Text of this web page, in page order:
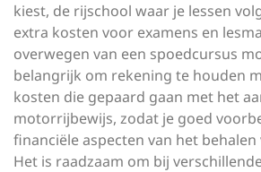
kiest, de rijschool waar je lessen
extra kosten voor examens en
overwegen van een spoedcursus
belangrijk om rekening te houden
kosten die gepaard gaan met het
motorrijbewijs, zodat je goed
financiële aspecten van het
Het is raadzaam om bij